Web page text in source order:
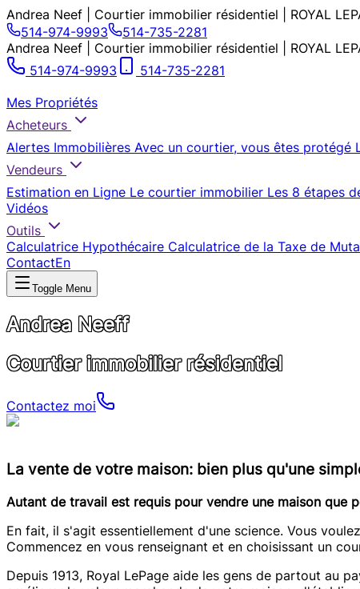
Andrea Neef | Courtier immobilier résidentiel | ROYAL
514-974-9993
514-735-2281
Andrea Neef | Courtier immobilier résidentiel | ROYAL
514-974-9993
514-735-2281
Mes Propriétés
Acheteurs
Alertes Immobilières Avec un courtier, vous êtes protégé
Vendeurs
Estimation en Ligne Le courtier immobilier Les 8 étapes
Vidéos
Outils
Calculatrice Hypothécaire Calculatrice de la Taxe de
ContactEn
Toggle Menu
Andrea Neeff
Courtier immobilier résidentiel
Contactez moi
La vente de votre maison: bien plus qu'une
Autant de travail est requis pour vendre une maison que
En fait, il s'agit essentiellement d'une science. Vous
Commencez en vous renseignant et en choisissant un
Depuis 1913, Royal LePage aide les gens de partout au